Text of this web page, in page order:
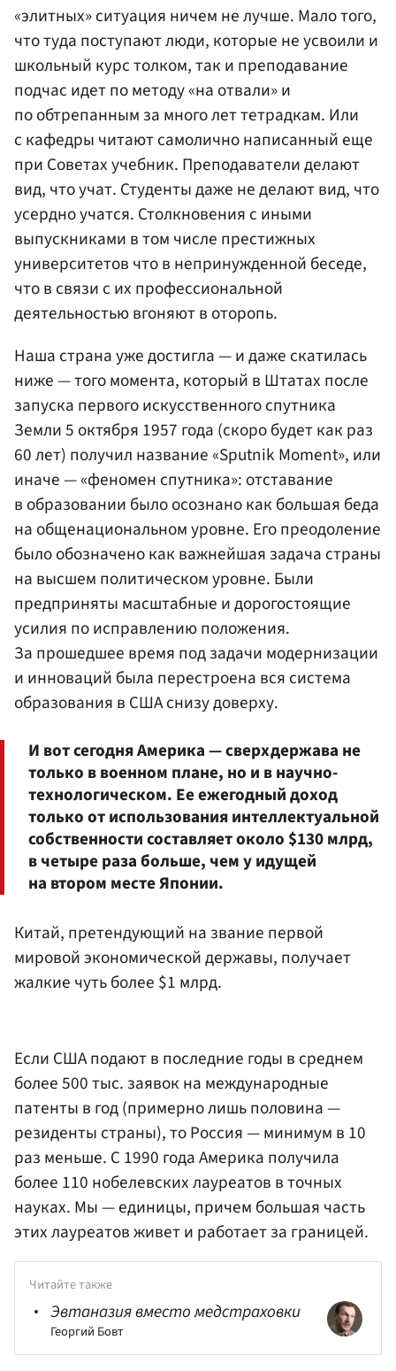
«элитных» ситуация ничем не лучше. Мало того,
что туда поступают люди, которые не усвоили и
школьный курс толком, так и преподавание
подчас идет по методу «на отвали» и
по обтрепанным за много лет тетрадкам. Или
с кафедры читают самолично написанный еще
при Советах учебник. Преподаватели делают
вид, что учат. Студенты даже не делают вид, что
усердно учатся. Столкновения с иными
выпускниками в том числе престижных
университетов что в непринужденной беседе,
что в связи с их профессиональной
деятельностью вгоняют в оторопь.
Наша страна уже достигла — и даже скатилась
ниже — того момента, который в Штатах после
запуска первого искусственного спутника
Земли 5 октября 1957 года (скоро будет как раз
60 лет) получил название «Sputnik Moment», или
иначе — «феномен спутника»: отставание
в образовании было осознано как большая беда
на общенациональном уровне. Его преодоление
было обозначено как важнейшая задача страны
на высшем политическом уровне. Были
предприняты масштабные и дорогостоящие
усилия по исправлению положения.
За прошедшее время под задачи модернизации
и инноваций была перестроена вся система
образования в США снизу доверху.
И вот сегодня Америка — сверхдержава не
только в военном плане, но и в научно-
технологическом. Ее ежегодный доход
только от использования интеллектуальной
собственности составляет около $130 млрд,
в четыре раза больше, чем у идущей
на втором месте Японии.
Китай, претендующий на звание первой
мировой экономической державы, получает
жалкие чуть более $1 млрд.
Если США подают в последние годы в среднем
более 500 тыс. заявок на международные
патенты в год (примерно лишь половина —
резиденты страны), то Россия — минимум в 10
раз меньше. С 1990 года Америка получила
более 110 нобелевских лауреатов в точных
науках. Мы — единицы, причем большая часть
этих лауреатов живет и работает за границей.
Читайте также
Эвтаназия вместо медстраховки
Георгий Бовт